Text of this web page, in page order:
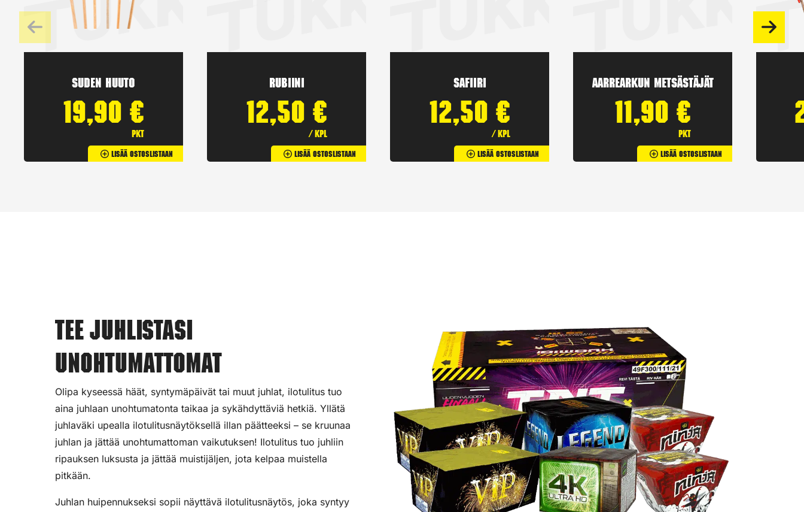
Suden huuto
19,90 €
pkt
Lisää Ostoslistaan
Rubiini
12,50 €
/ kpl
Lisää Ostoslistaan
Safiiri
12,50 €
/ kpl
Lisää Ostoslistaan
Aarrearkun Metsästäjät
11,90 €
pkt
Lisää Ostoslistaan
Tee juhlistasi
unohtumattomat
Olipa kyseessä häät, syntymäpäivät tai muut juhlat, ilotulitus tuo
aina juhlaan unohtumatonta taikaa ja sykähdyttäviä hetkiä. Yllätä
juhlaväki upealla ilotulitusnäytöksellä illan päätteeksi – se kruunaa
juhlan ja jättää unohtumattoman vaikutuksen! Ilotulitus tuo juhliin
ripauksen luksusta ja jättää muistijäljen, jota kelpaa muistella
pitkään.
Juhlan huipennukseksi sopii näyttävä ilotulitusnäytös, joka syntyy